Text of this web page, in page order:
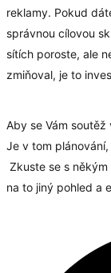
reklamy. Pokud
správnou cílovou
sítích poroste, ale
zmiňoval, je to
Aby se Vám
Je v tom
Zkuste se s někým
na to jiný pohled a